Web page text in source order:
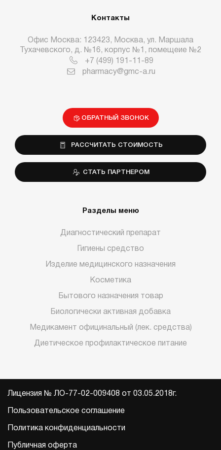
Контакты
Офис Москва: 123423, Москва, ул. Маршала
Тухачевского, д. №16, корпус №1, помещеие №2
+7 (499) 191-11-89
pharmacy@gmc-a.ru
ОБРАТНЫЙ ЗВОНОК
РАССЧИТАТЬ СТОИМОСТЬ
СТАТЬ ПАРТНЕРОМ
Разделы меню
Диагностический препарат
Гигиены средство
Изделие медицинского назначения
Косметика
Бытового назначения товар
Биологически активная добавка
Медикамент официнальный (лек. средства)
Диетическое профилактическое питание
Лицензия № ЛО-77-02-009408 от 03.05.2018г.
Пользовательское соглашение
Политика конфиденциальности
Публичная оферта